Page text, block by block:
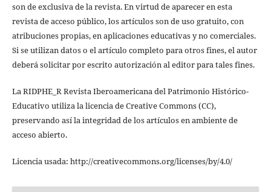
son de exclusiva de la revista. En virtud de aparecer en esta
revista de acceso público, los artículos son de uso gratuito, con
atribuciones propias, en aplicaciones educativas y no comerciales.
Si se utilizan datos o el artículo completo para otros fines, el autor
deberá solicitar por escrito autorización al editor para tales fines.
La RIDPHE_R Revista Iberoamericana del Patrimonio Histórico-
Educativo utiliza la licencia de Creative Commons (CC),
preservando así la integridad de los artículos en ambiente de
acceso abierto.
Licencia usada: http://creativecommons.org/licenses/by/4.0/